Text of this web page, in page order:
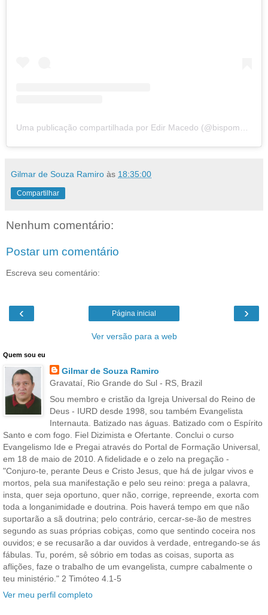
Uma publicação compartilhada por Edir Macedo (@bispomacedo)
Gilmar de Souza Ramiro às 18:35:00
Compartilhar
Nenhum comentário:
Postar um comentário
Escreva seu comentário:
‹ ›
Página inicial
Ver versão para a web
Quem sou eu
Gilmar de Souza Ramiro
Gravataí, Rio Grande do Sul - RS, Brazil
Sou membro e cristão da Igreja Universal do Reino de
Deus - IURD desde 1998, sou também Evangelista
Internauta. Batizado nas águas. Batizado com o Espírito
Santo e com fogo. Fiel Dizimista e Ofertante. Conclui o curso
Evangelismo Ide e Pregai através do Portal de Formação Universal,
em 18 de maio de 2010. A fidelidade e o zelo na pregação -
"Conjuro-te, perante Deus e Cristo Jesus, que há de julgar vivos e
mortos, pela sua manifestação e pelo seu reino: prega a palavra,
insta, quer seja oportuno, quer não, corrige, repreende, exorta com
toda a longanimidade e doutrina. Pois haverá tempo em que não
suportarão a sã doutrina; pelo contrário, cercar-se-ão de mestres
segundo as suas próprias cobiças, como que sentindo coceira nos
ouvidos; e se recusarão a dar ouvidos à verdade, entregando-se ás
fábulas. Tu, porém, sê sóbrio em todas as coisas, suporta as
aflições, faze o trabalho de um evangelista, cumpre cabalmente o
teu ministério." 2 Timóteo 4.1-5
Ver meu perfil completo